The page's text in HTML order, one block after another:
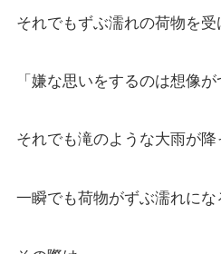
それでもずぶ濡れの荷物を受
「嫌な思いをするのは想像が
それでも滝のような大雨が降
一瞬でも荷物がずぶ濡れにな